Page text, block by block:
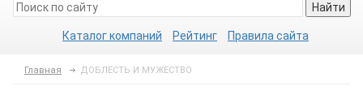
Найти
Каталог компаний Рейтинг Правила сайта
Главная ДОБЛЕСТЬ И МУЖЕСТВО